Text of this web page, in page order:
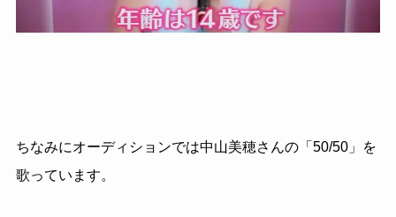
ちなみにオーディションでは中山美穂さんの「50/50」を
歌っています。